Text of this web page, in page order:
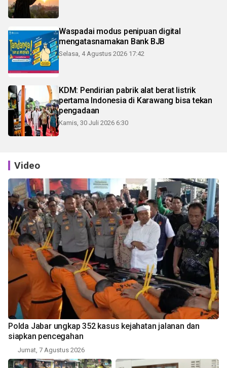
Waspadai modus penipuan digital
mengatasnamakan Bank BJB
Selasa, 4 Agustus 2026 17:42
KDM: Pendirian pabrik alat berat listrik
pertama Indonesia di Karawang bisa tekan
pengadaan
Kamis, 30 Juli 2026 6:30
Video
Polda Jabar ungkap 352 kasus kejahatan jalanan dan
siapkan pencegahan
Jumat, 7 Agustus 2026